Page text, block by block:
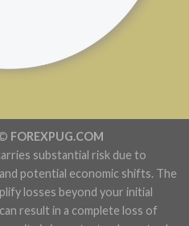
FOREXPUG.COM
substantial risk due to
potential economic shifts. The
losses beyond your initial
result in a complete loss of